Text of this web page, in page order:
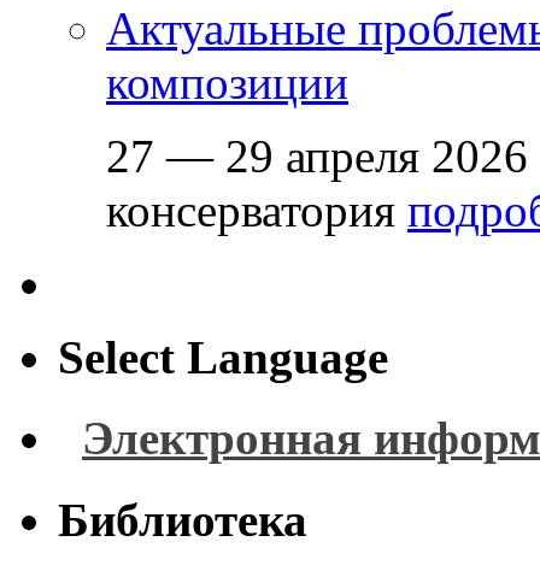
Актуальные
композиции
27 — 29 апреля 2026
консерватория
Select Language
Электронная
Библиотека